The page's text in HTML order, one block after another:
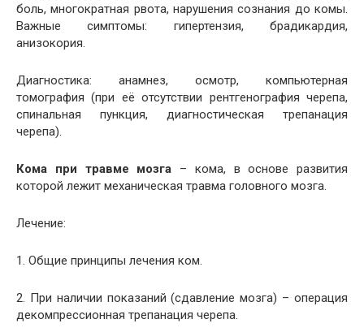
боль, многократная рвота, нарушения сознания до комы.
Важные симптомы: гипертензия, брадикардия,
анизокория.
Диагностика: анамнез, осмотр, компьютерная
томография (при её отсутствии рентгенография черепа,
спинальная пункция, диагностическая трепанация
черепа).
Кома при травме мозга – кома, в основе развития
которой лежит механическая травма головного мозга.
Лечение:
1. Общие принципы лечения ком.
2. При наличии показаний (сдавление мозга) – операция
декомпрессионная трепанация черепа.